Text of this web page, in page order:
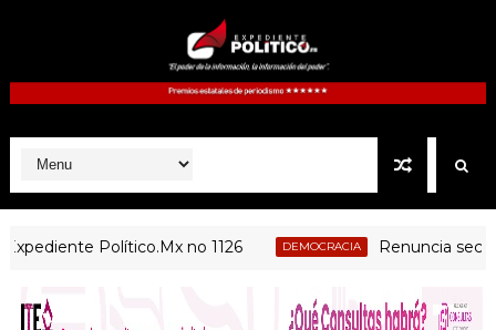
Político.Mx no 1126 DEMOCRACIA Renuncia